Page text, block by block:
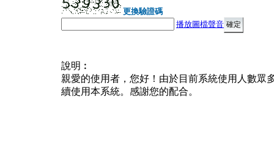
更換驗證碼
播放圖檔聲音
說明︰
親愛的使用者，您好！由於目前系統使用人數眾
續使用本系統。感謝您的配合。